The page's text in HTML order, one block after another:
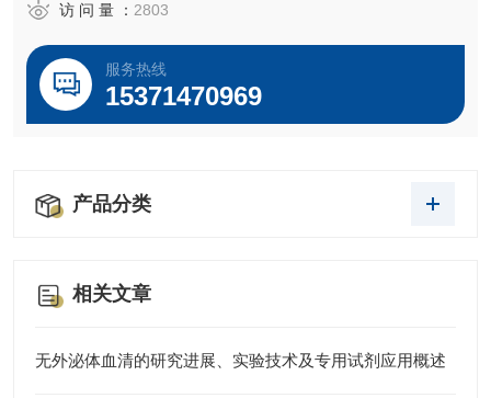
访 问 量 ： 2803
服务热线
15371470969
产品分类
相关文章
无外泌体血清的研究进展、实验技术及专用试剂应用概述